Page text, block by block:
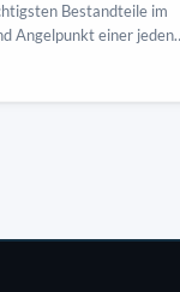
Bestandteile im
Angelpunkt einer jeden